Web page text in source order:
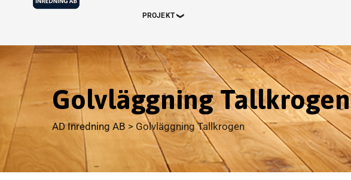
PROJEKT
Golvläggning Tallkrogen
AD Inredning AB > Golvläggning Tallkrogen